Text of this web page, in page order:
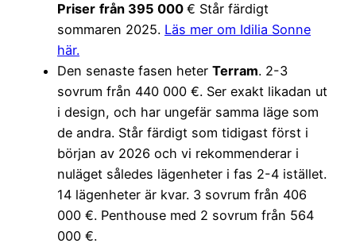
Priser från 395 000 € Står färdigt
sommaren 2025. Läs mer om Idilia Sonne
här.
Den senaste fasen heter Terram. 2-3
sovrum från 440 000 €. Ser exakt likadan ut
i design, och har ungefär samma läge som
de andra. Står färdigt som tidigast först i
början av 2026 och vi rekommenderar i
nuläget således lägenheter i fas 2-4 istället.
14 lägenheter är kvar. 3 sovrum från 406
000 €. Penthouse med 2 sovrum från 564
000 €.